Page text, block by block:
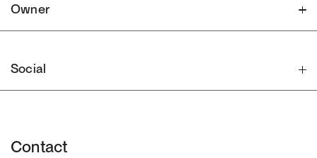
Owner
Social
Contact